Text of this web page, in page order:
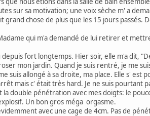
sur sa motivation; une voix sèche m' a
chose de plus que les 15 jours passés.
qui m'a demandé de lui retirer et
fort longtemps. Hier soir, elle m'a dit,
mon jardin. Quand je suis rentré, je me
suis allongé à sa droite, ma place. Elle s'
mais c' était très hard. Je ne suis pourtant
double pénétration avec mes doigts: le
Un bon gros méga orgasme.
avec une cage de 4cm. Pas de